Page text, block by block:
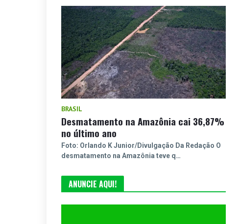
BRASIL
Desmatamento na Amazônia cai 36,87%
no último ano
Foto: Orlando K Junior/Divulgação Da Redação O
desmatamento na Amazônia teve q…
ANUNCIE AQUI!